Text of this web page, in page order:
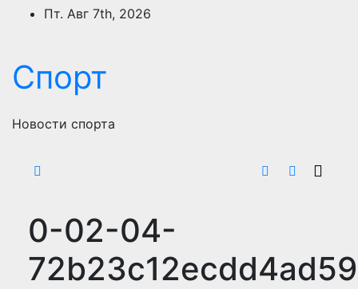
ПерейтиПт. Авг 7th, 2026
Спорт
Новости спорта
0-02-04-